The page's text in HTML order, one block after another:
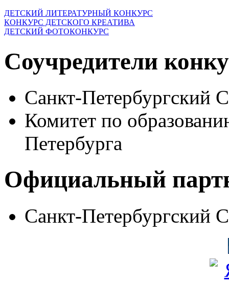
ДЕТСКИЙ ЛИТЕРАТУРНЫЙ КОНКУРС
КОНКУРС ДЕТСКОГО КРЕАТИВА
ДЕТСКИЙ ФОТОКОНКУРС
Соучредители
Санкт-Петербургский
Комитет по
Петербурга
Официальный
Санкт-Петербургский